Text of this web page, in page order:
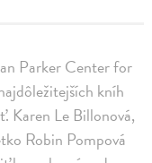
Parker Center for
kníh
Karen Le Billonová,
Robin Pompová